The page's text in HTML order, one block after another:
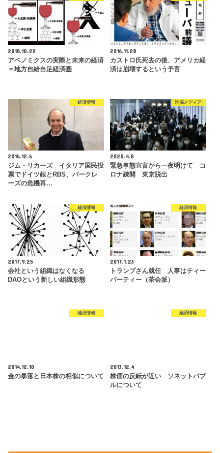
2018.10.22
アベノミクスの実際と未来の経済
＝地方自給自足経済圏
2016.11.28
カストロ氏死去の後、アメリカ経
済は崩壊するという予言
経済情報
2016.12.6
ジム・リカーズ イタリア国民投
票でドイツ銀とRBS、バークレ
ーズの危機再…
洗脳メディア
2020.4.8
緊急事態宣言から一夜明けて コ
ロナ疎開 東京脱出
経済情報
2017.9.25
会社という組織はなくなる
DAOという新しい組織形態
経済情報
2017.1.23
トランプさん就任 人事はティー
パーティー（茶会派）
経済情報
2014.12.10
金の暴落と日本株の相似について
経済情報
2013.12.4
株価の反転が近い ソネットバブ
ルについて